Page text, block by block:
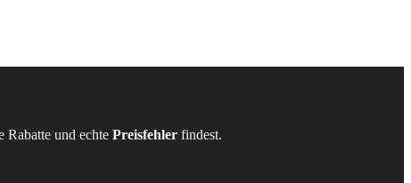
Rabatte und echte Preisfehler findest.